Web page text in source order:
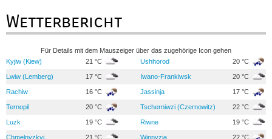
Wetterbericht
Für Details mit dem Mauszeiger über das zugehörige Icon gehen
Kyjiw (Kiew)
21 °C Ushhorod 20 °C
Lwiw (Lemberg) 17 °C Iwano-Frankiwsk 20 °C
Rachiw 16 °C Jassinja 17 °C
Ternopil 20 °C Tscherniwzi (Czernowitz) 22 °C
Luzk 19 °C Riwne 19 °C
Chmelnyzkyj 21 °C Winnyzja 22 °C